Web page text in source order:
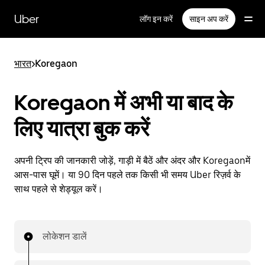
सामग्री
पर
Uber लॉग इन करें साइन अप करें
भारत>Koregaon
Koregaon में अभी या बाद के
लिए यात्रा बुक करें
अपनी ट्रिप की जानकारी जोड़ें, गाड़ी में बैठें और अंदर और Koregaonमें
आस-पास घूमें। या 90 दिन पहले तक किसी भी समय Uber रिज़र्व के
साथ पहले से शेड्यूल करें।
लोकेशन डालें